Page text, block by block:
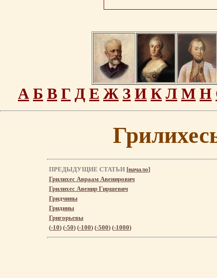
А Б В Г Д Е Ж З И К Л М Н
ПРЕДЫДУЩИЕ СТАТЬИ [начало]
Грилихес Авраам Авенирович
Грилихес Авенир Гиршевич
Гридчины
Гридины
Григорьевы
(-10) (-50) (-100) (-500) (-1000)